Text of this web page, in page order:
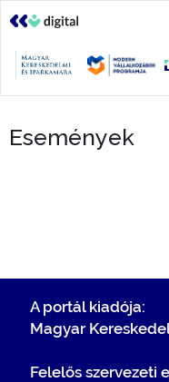
Események
A portál kiadója:
Magyar
Felelős szervezeti